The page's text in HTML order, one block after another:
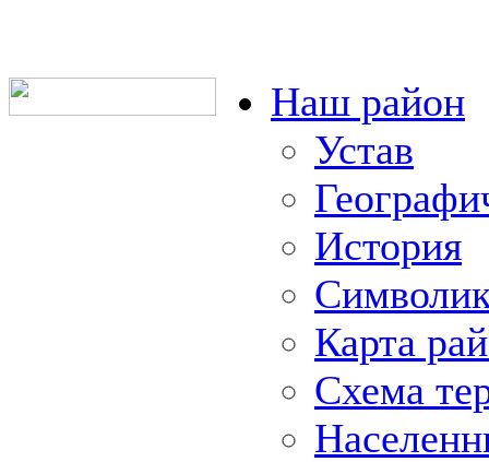
Наш район
Устав
История
Карта
Схема